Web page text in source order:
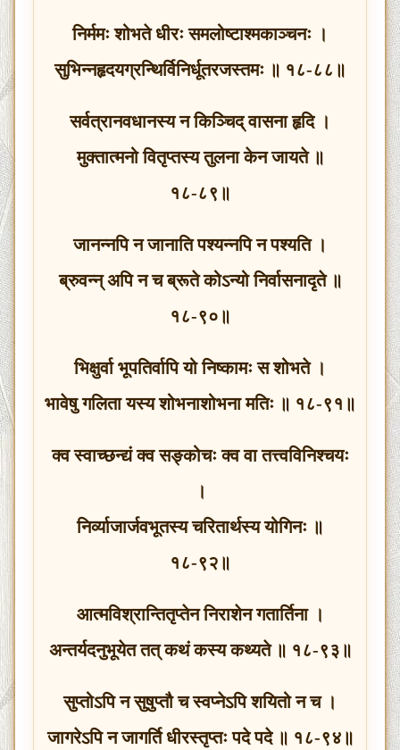
निर्ममः शोभते धीरः समलोष्टाश्मकाञ्चनः ।
सुभिन्नहृदयग्रन्थिर्विनिर्धूतरजस्तमः ॥ १८-८८॥
सर्वत्रानवधानस्य न किञ्चिद् वासना हृदि ।
मुक्तात्मनो वितृप्तस्य तुलना केन जायते ॥
१८-८९॥
जानन्नपि न जानाति पश्यन्नपि न पश्यति ।
ब्रुवन्न् अपि न च ब्रूते कोऽन्यो निर्वासनादृते ॥
१८-९०॥
भिक्षुर्वा भूपतिर्वापि यो निष्कामः स शोभते ।
भावेषु गलिता यस्य शोभनाशोभना मतिः ॥ १८-९१॥
क्व स्वाच्छन्द्यं क्व सङ्कोचः क्व वा तत्त्वविनिश्चयः
।
निर्व्याजार्जवभूतस्य चरितार्थस्य योगिनः ॥
१८-९२॥
आत्मविश्रान्तितृप्तेन निराशेन गतार्तिना ।
अन्तर्यदनुभूयेत तत् कथं कस्य कथ्यते ॥ १८-९३॥
सुप्तोऽपि न सुषुप्तौ च स्वप्नेऽपि शयितो न च ।
जागरेऽपि न जागर्ति धीरस्तृप्तः पदे पदे ॥ १८-९४॥